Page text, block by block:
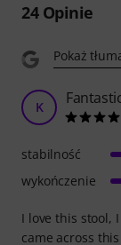
24Opinie
Pokaż
K
I love this stool,
came across
stabilność
wykończenie